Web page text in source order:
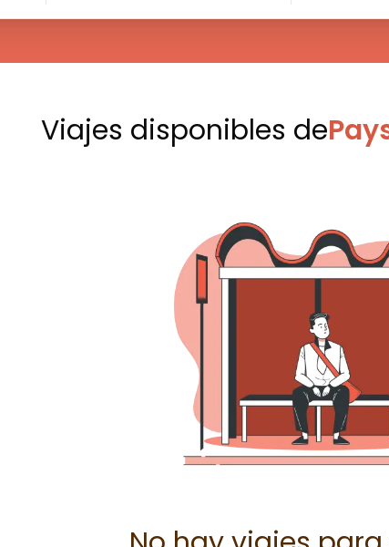
Viajes disponibles de